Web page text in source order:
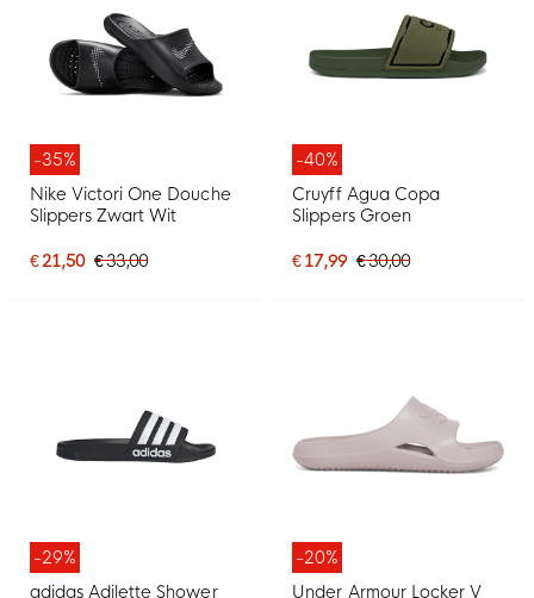
-35%
Nike Victori One Douche
Slippers Zwart Wit
€ 21,50 € 33,00
-40%
Cruyff Agua Copa
Slippers Groen
€ 17,99 € 30,00
-29%
adidas Adilette Shower
-20%
Under Armour Locker V